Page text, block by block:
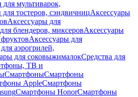
для мультиварок,
тостеров, сэндвичницАксессуары
Аксессуары для
блендеров, миксеровАксессуары
Аксессуары для
аэрогрилей,
для соковыжималокСредства для
ТВ и
СмартфоныСмартфоны
AppleСмартфоны
Смартфоны HonorСмартфоны